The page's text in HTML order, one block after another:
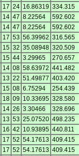
17 24 16.86319 334.315
14 47 8.22564 592.602
14 47 8.22564 592.602
17 53 56.39962 316.565
15 32 35.08948 320.509
15 44 3.29965 270.657
14 08 58.63972 441.482
13 22 51.49877 403.420
15 08 6.75294 254.439
18 09 10.33695 328.580
14 26 3.30466 328.696
13 53 25.07520 498.235
16 42 10.93895 440.811
17 52 54.17613 409.415
17 52 54.17613 409.415